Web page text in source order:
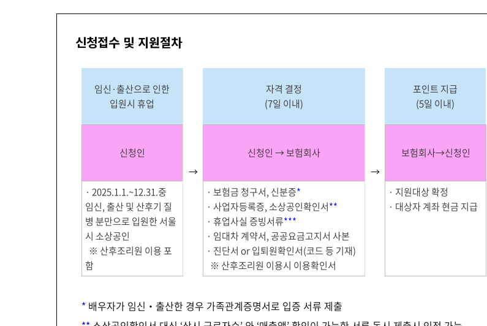
신청접수 및 지원절차
임신·출산으로 인한
입원시 휴업
→
자격 결정
(7일 이내)
→
포인트 지급
(5일 이내)
신청인 신청인 → 보험회사 보험회사→신청인
· 2025.1.1.~12.31.중
임신, 출산 및 산후기 질
병 분만으로 입원한 서울
시 소상공인
※ 산후조리원 이용 포
함
· 보험금 청구서, 신분증*
· 사업자등록증, 소상공인확인서**
· 휴업사실 증빙서류***
· 임대차 계약서, 공공요금고지서 사본
· 진단서 or 입퇴원확인서(코드 등 기재)
※ 산후조리원 이용시 이용확인서
· 지원대상 확정
· 대상자 계좌 현금 지급
* 배우자가 임신‧출산한 경우 가족관계증명서로 입증 서류 제출